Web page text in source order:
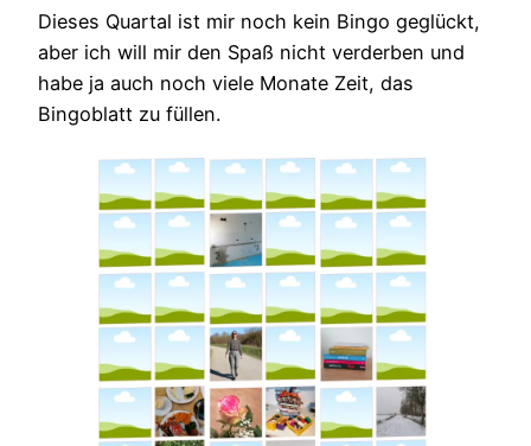
Dieses Quartal ist mir noch kein Bingo geglückt,
aber ich will mir den Spaß nicht verderben und
habe ja auch noch viele Monate Zeit, das
Bingoblatt zu füllen.